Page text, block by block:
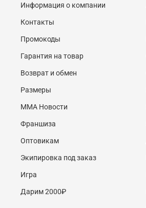
Информация о компании
Контакты
Промокоды
Гарантия на товар
Возврат и обмен
Размеры
MMA Новости
Франшиза
Оптовикам
Экипировка под заказ
Игра
Дарим 2000₽